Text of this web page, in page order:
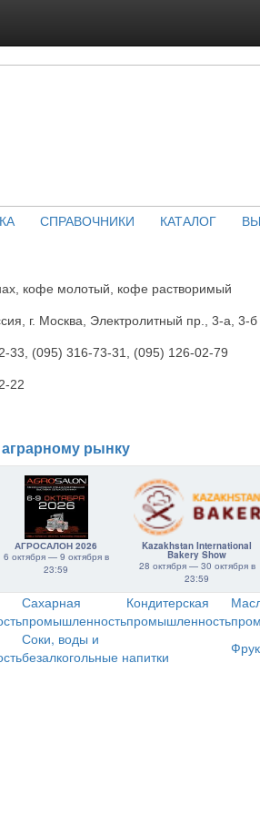
СПРАВОЧНИКИ КАТАЛОГ
кофе молотый, кофе растворимый
г. Москва, Электролитный пр., 3-а, 3-б
33, (095) 316-73-31, (095) 126-02-79
22
рынку
АГРОСАЛОН 2026
6 октября — 9 октября в
23:59
Kazakhstan International
Bakery Show
28 октября — 30 октября в
23:59
Сахарная
промышленность
Кондитерская
промышленность
Соки, воды и
безалкогольные напитки